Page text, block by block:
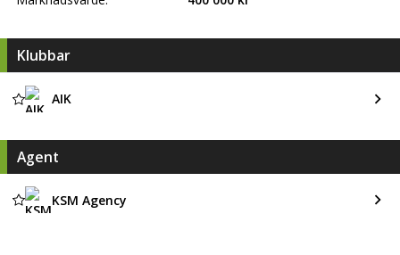
Klubbar
AIK
Agent
KSM Agency